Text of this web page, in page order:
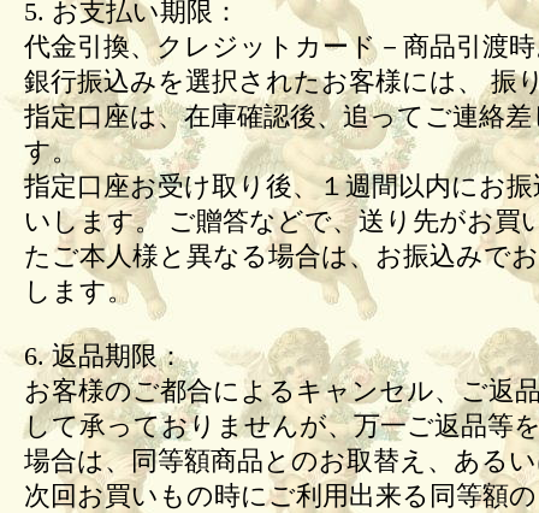
5. お支払い期限：
代金引換、クレジットカード－商品引渡
銀行振込みを選択されたお客様には、 振
指定口座は、在庫確認後、追ってご連絡
す。
指定口座お受け取り後、１週間以内にお
いします。 ご贈答などで、送り先がお買
たご本人様と異なる場合は、お振込みで
します。
6. 返品期限：
お客様のご都合によるキャンセル、ご返
して承っておりませんが、万一ご返品等
場合は、同等額商品とのお取替え、ある
次回お買いもの時にご利用出来る同等額